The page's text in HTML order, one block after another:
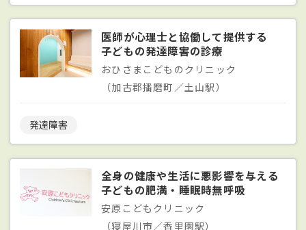
医師が心理士と協働して提供する
子どもの発達障害の診療
おひさまこどものクリニック
（加古郡播磨町／土山駅）
発達障害
全身の健康や生活に悪影響を与える
子どもの肥満・睡眠時無呼吸
安原こどもクリニック
（寝屋川市／香里園駅）